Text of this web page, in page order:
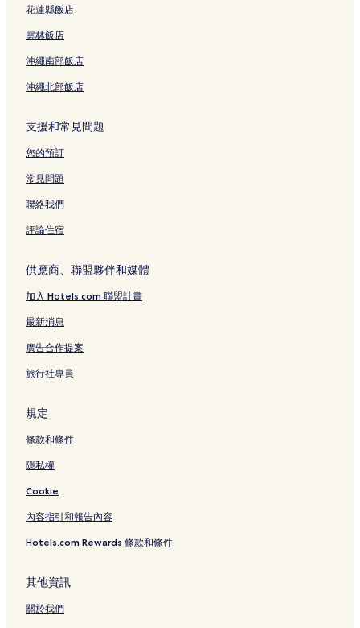
吾妻橋飯店
東京都美術館附近的飯店
上野站附近的飯店
傳法院附近的飯店
雷門飯店
上野公園附近的飯店
東京藝術大學藝術博物館附近的飯店
台東飯店
京成上野站附近的飯店
藏前飯店
花蓮縣飯店
雲林飯店
沖繩南部飯店
沖繩北部飯店
支援和常見問題
您的預訂
常見問題
聯絡我們
評論住宿
供應商、聯盟夥伴和媒體
加入 Hotels.com 聯盟計畫
最新消息
廣告合作提案
旅行社專員
規定
條款和條件
隱私權
Cookie
內容指引和報告內容
Hotels.com Rewards 條款和條件
其他資訊
關於我們